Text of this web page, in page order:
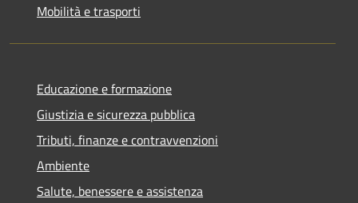
Mobilità e trasporti
Educazione e formazione
Giustizia e sicurezza pubblica
Tributi, finanze e contravvenzioni
Ambiente
Salute, benessere e assistenza